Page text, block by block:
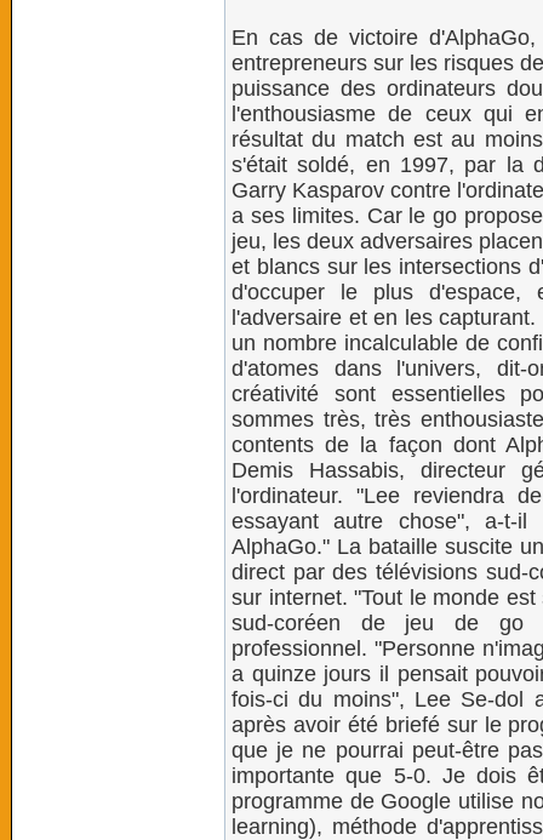
En cas de victoire
entrepreneurs sur les risques
puissance des ordinateurs
l'enthousiasme de ceux qui
résultat du match est au
s'était soldé, en 1997, par la
Garry Kasparov contre
a ses limites. Car le go
jeu, les deux adversaires
et blancs sur les intersections
d'occuper le plus
l'adversaire et en les
un nombre incalculable de
d'atomes dans l'univers,
créativité sont essentielles
sommes très, très
contents de la façon dont
Demis Hassabis, directeur
l'ordinateur. "Lee reviendra
essayant autre chose", a-t-
AlphaGo." La bataille suscite
direct par des télévisions sud-
sur internet. "Tout le monde
sud-coréen de jeu de go
professionnel. "Personne
a quinze jours il pensait
fois-ci du moins", Lee Se-dol
après avoir été briefé sur le
que je ne pourrai peut-être
importante que 5-0. Je dois
programme de Google utilise
learning), méthode